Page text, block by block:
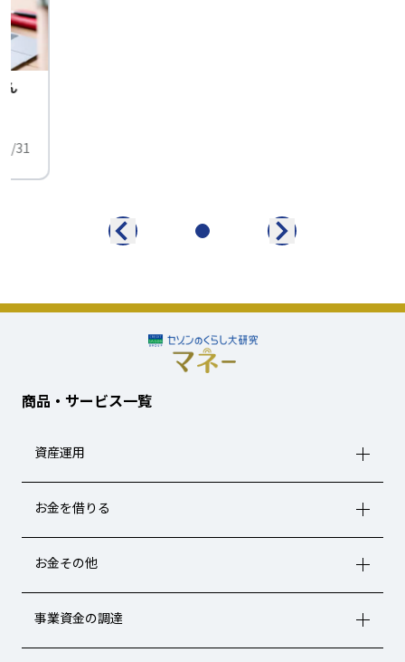
ん
31
商品・サービス一覧
資産運用
お金を借りる
お金その他
事業資金の調達